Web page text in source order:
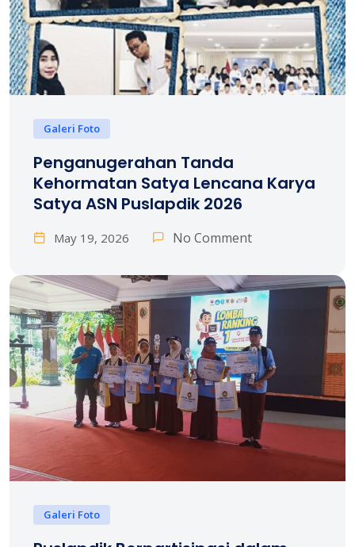
Galeri Foto
Penganugerahan Tanda
Kehormatan Satya Lencana Karya
Satya ASN Puslapdik 2026
May 19, 2026 No Comment
Galeri Foto